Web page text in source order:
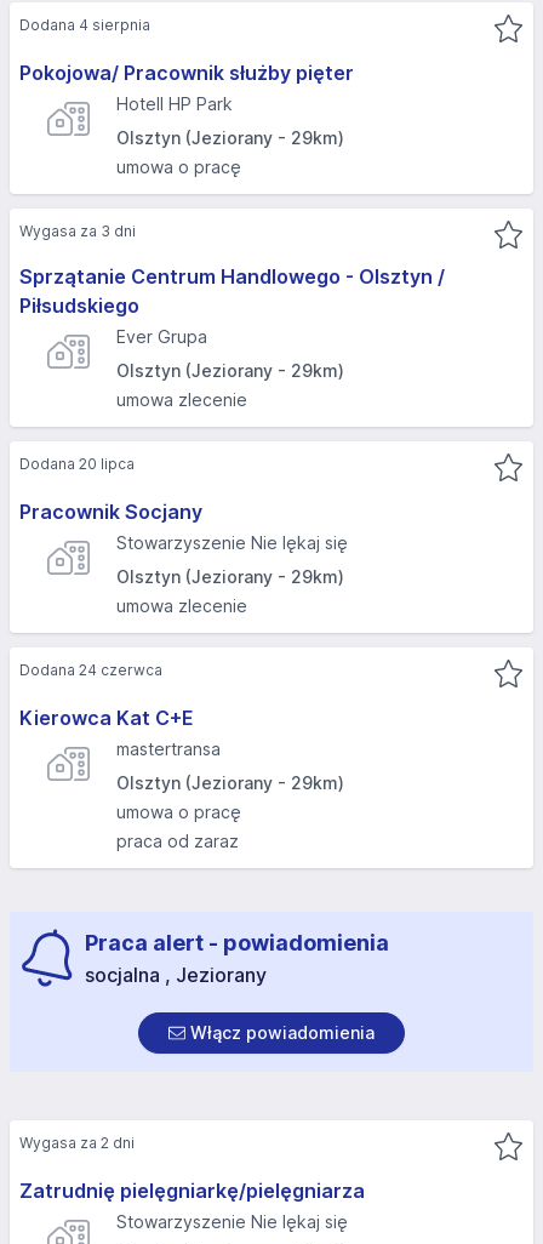
Pokojowa/ Pracownik służby pięter
Hotell HP Park
Olsztyn (Jeziorany - 29km)
umowa o pracę
Dodana 4 sierpnia
Sprzątanie Centrum Handlowego - Olsztyn /
Piłsudskiego
Ever Grupa
Olsztyn (Jeziorany - 29km)
umowa zlecenie
Wygasa za 3 dni
Pracownik Socjany
Stowarzyszenie Nie lękaj się
Olsztyn (Jeziorany - 29km)
umowa zlecenie
Dodana 20 lipca
Kierowca Kat C+E
mastertransa
Olsztyn (Jeziorany - 29km)
umowa o pracę
praca od zaraz
Dodana 24 czerwca
Praca alert - powiadomienia
socjalna , Jeziorany
Włącz powiadomienia
Zatrudnię pielęgniarkę/pielęgniarza
Stowarzyszenie Nie lękaj się
Wygasa za 2 dni